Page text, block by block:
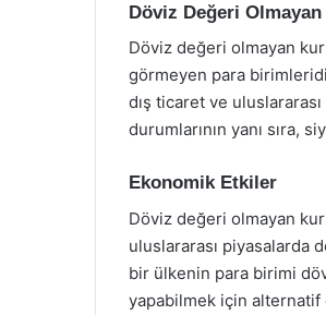
Döviz Değeri Olmayan
Döviz değeri olmayan
görmeyen para
dış ticaret ve
durumlarının yanı sıra,
Ekonomik Etkiler
Döviz değeri olmayan
uluslararası piyasalarda
bir ülkenin para birimi
yapabilmek için alternatif